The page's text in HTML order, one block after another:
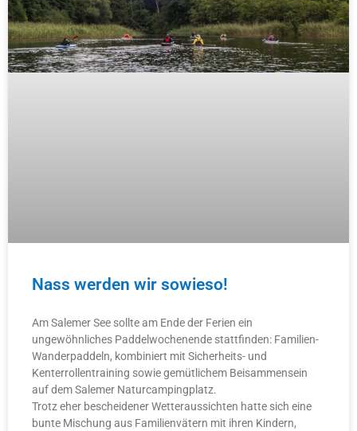
Nass werden wir sowieso!
Am Salemer See sollte am Ende der Ferien ein
ungewöhnliches Paddelwochenende stattfinden: Familien-
Wanderpaddeln, kombiniert mit Sicherheits- und
Kenterrollentraining sowie gemütlichem Beisammensein
auf dem Salemer Naturcampingplatz.
Trotz eher bescheidener Wetteraussichten hatte sich eine
bunte Mischung aus Familienvätern mit ihren Kindern,